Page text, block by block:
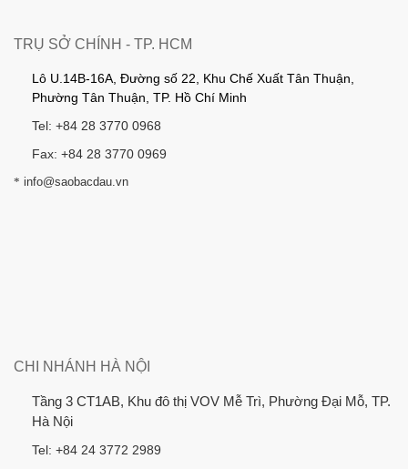
TRỤ SỞ CHÍNH - TP. HCM
Lô U.14B-16A, Đường số 22, Khu Chế Xuất Tân Thuận,
Phường Tân Thuận, TP. Hồ Chí Minh
Tel: +84 28 3770 0968
Fax: +84 28 3770 0969
* info@saobacdau.vn
CHI NHÁNH HÀ NỘI
Tầng 3 CT1AB, Khu đô thị VOV Mễ Trì, Phường Đại Mỗ, TP.
Hà Nội
Tel: +84 24 3772 2989